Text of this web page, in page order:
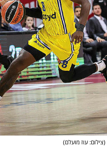
(צילום: עוז מועלם)